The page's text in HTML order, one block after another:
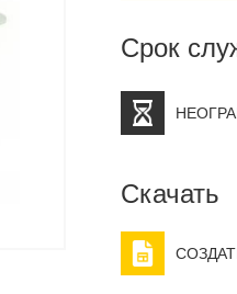
Срок
Скачать